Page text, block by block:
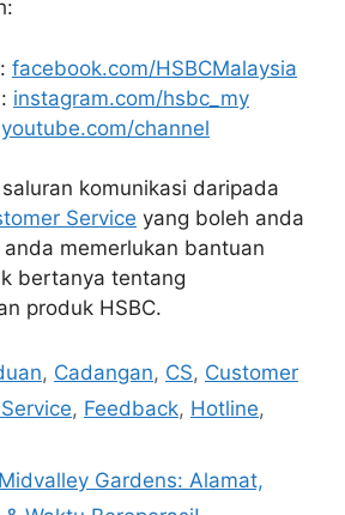
facebook.com/HSBCMalaysia
instagram.com/hsbc_my
youtube.com/channel
komunikasi daripada
Service yang boleh anda
memerlukan bantuan
bertanya tentang
produk HSBC.
, Cadangan, CS, Customer
, Feedback, Hotline,
Gardens: Alamat,